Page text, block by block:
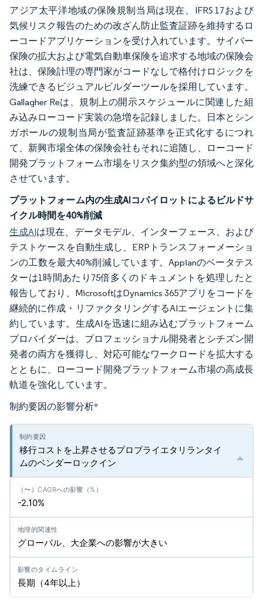
アジア太平洋地域の保険規制当局は現在、IFRS 17および
気候リスク報告のための改ざん防止監査証跡を維持するロ
ーコードアプリケーションを受け入れています。サイバー
保険の拡大および電気自動車保険を追求する地域の保険会
社は、保険計理の専門家がコードなしで格付けロジックを
洗練できるビジュアルビルダーツールを採用しています。
Gallagher Reは、規制上の開示スケジュールに関連した組
み込みローコード実装の急増を記録しました。日本とシン
ガポールの規制当局が監査証跡基準を正式化するにつれ
て、新興市場全体の保険会社もそれに追随し、ローコード
開発プラットフォーム市場をリスク集約型の領域へと深化
させています。
プラットフォーム内の生成AIコパイロットによるビルドサ
イクル時間を40%削減
生成AIは現在、データモデル、インターフェース、および
テストケースを自動生成し、ERPトランスフォーメーショ
ンの工数を最大40%削減しています。Appianのベータテス
ターは1時間あたり75倍多くのドキュメントを処理したと
報告しており、MicrosoftはDynamics 365アプリをコードを
継続的に作成・リファクタリングするAIエージェントに集
約しています。生成AIを迅速に組み込むプラットフォーム
プロバイダーは、プロフェッショナル開発者とシチズン開
発者の両方を獲得し、対応可能なワークロードを拡大する
とともに、ローコード開発プラットフォーム市場の高成長
軌道を強化しています。
制約要因の影響分析*
移行コストを上昇させるプロプライエタリランタイ
ムのベンダーロックイン
-2.10%
グローバル、大企業への影響が大きい
長期（4年以上）